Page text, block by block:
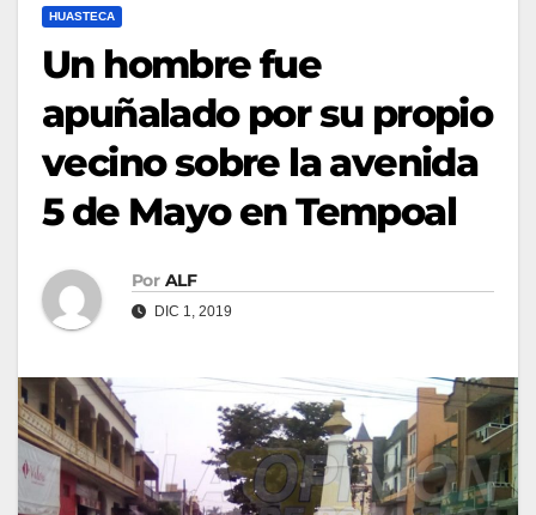
HUASTECA
Un hombre fue
apuñalado por su propio
vecino sobre la avenida
5 de Mayo en Tempoal
Por ALF
DIC 1, 2019